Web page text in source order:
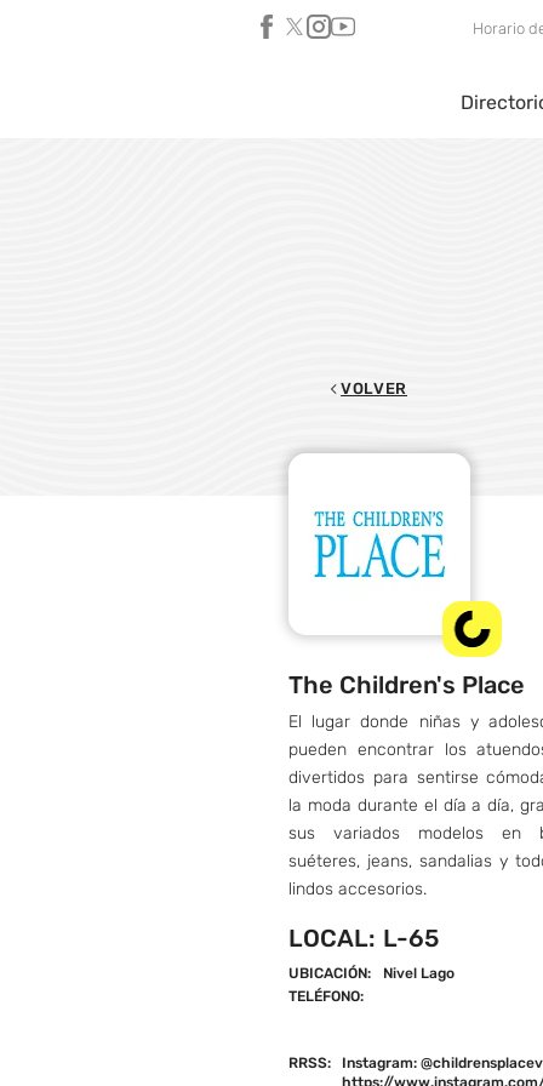
Horario
VOLVER
The Children's Place
El lugar donde niñas y
pueden encontrar los
divertidos para sentirse
la moda durante el día a día,
sus variados modelos en
suéteres, jeans, sandalias y
lindos accesorios.
LOCAL:
UBICACIÓN:
TELÉFONO:
L-65
Nivel Lago
RRSS:
Instagram:
https://